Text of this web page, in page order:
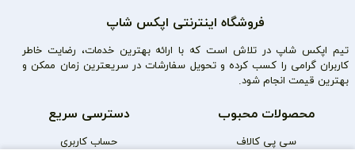
فروشگاه اینترنتی اپکس شاپ
تیم اپکس شاپ در تلاش است که با ارائه بهترین خدمات، رضایت خاطر
کاربران گرامی را کسب کرده و تحویل سفارشات در سریعترین زمان ممکن و
بهترین قیمت انجام شود.
محصولات محبوب
سی پی کالاف
دسترسی سریع
حساب کاربری